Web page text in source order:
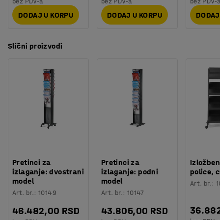
DODAJ U KORPU DODAJ U KORPU
Slični proizvodi
Pretinci za
izlaganje: dvostrani
model
Art. br.:10149
46.482,00 RSD
Pretinci za
izlaganje: podni
model
Art. br.: 10147
43.805,00 RSD
police,
Art. br.: